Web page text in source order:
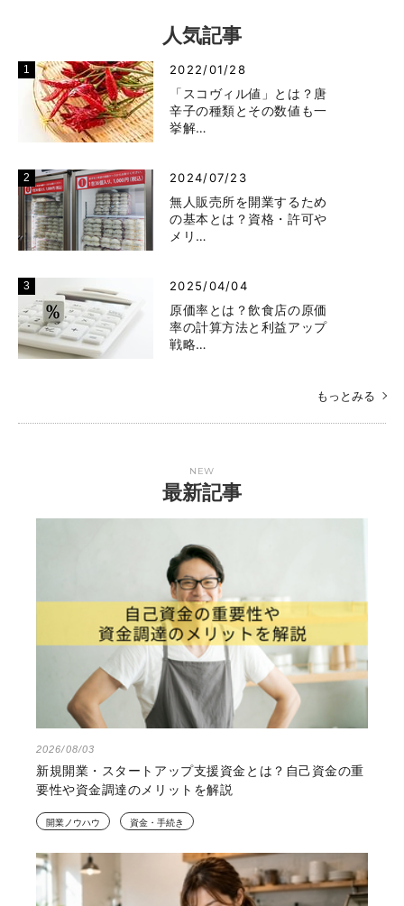
人気記事
2022/01/28
「スコヴィル値」とは？唐
辛子の種類とその数値も一
挙解…
2024/07/23
無人販売所を開業するため
の基本とは？資格・許可や
メリ…
2025/04/04
原価率とは？飲食店の原価
率の計算方法と利益アップ
戦略…
もっとみる
NEW
最新記事
2026/08/03
新規開業・スタートアップ支援資金とは？自己資金の重
要性や資金調達のメリットを解説
開業ノウハウ 資金・手続き